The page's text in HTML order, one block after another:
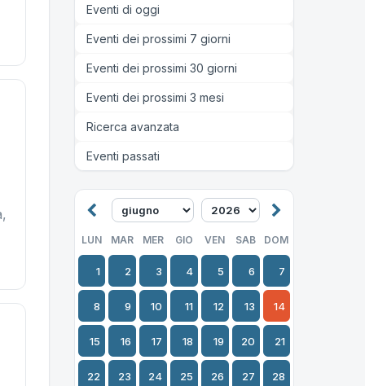
Eventi di oggi
Eventi dei prossimi 7 giorni
Eventi dei prossimi 30 giorni
Eventi dei prossimi 3 mesi
Ricerca avanzata
Eventi passati
LUN MAR MER GIO VEN SAB DOM
1 2 3 4 5 6 7
8 9 10 11 12 13 14
15 16 17 18 19 20 21
22 23 24 25 26 27 28